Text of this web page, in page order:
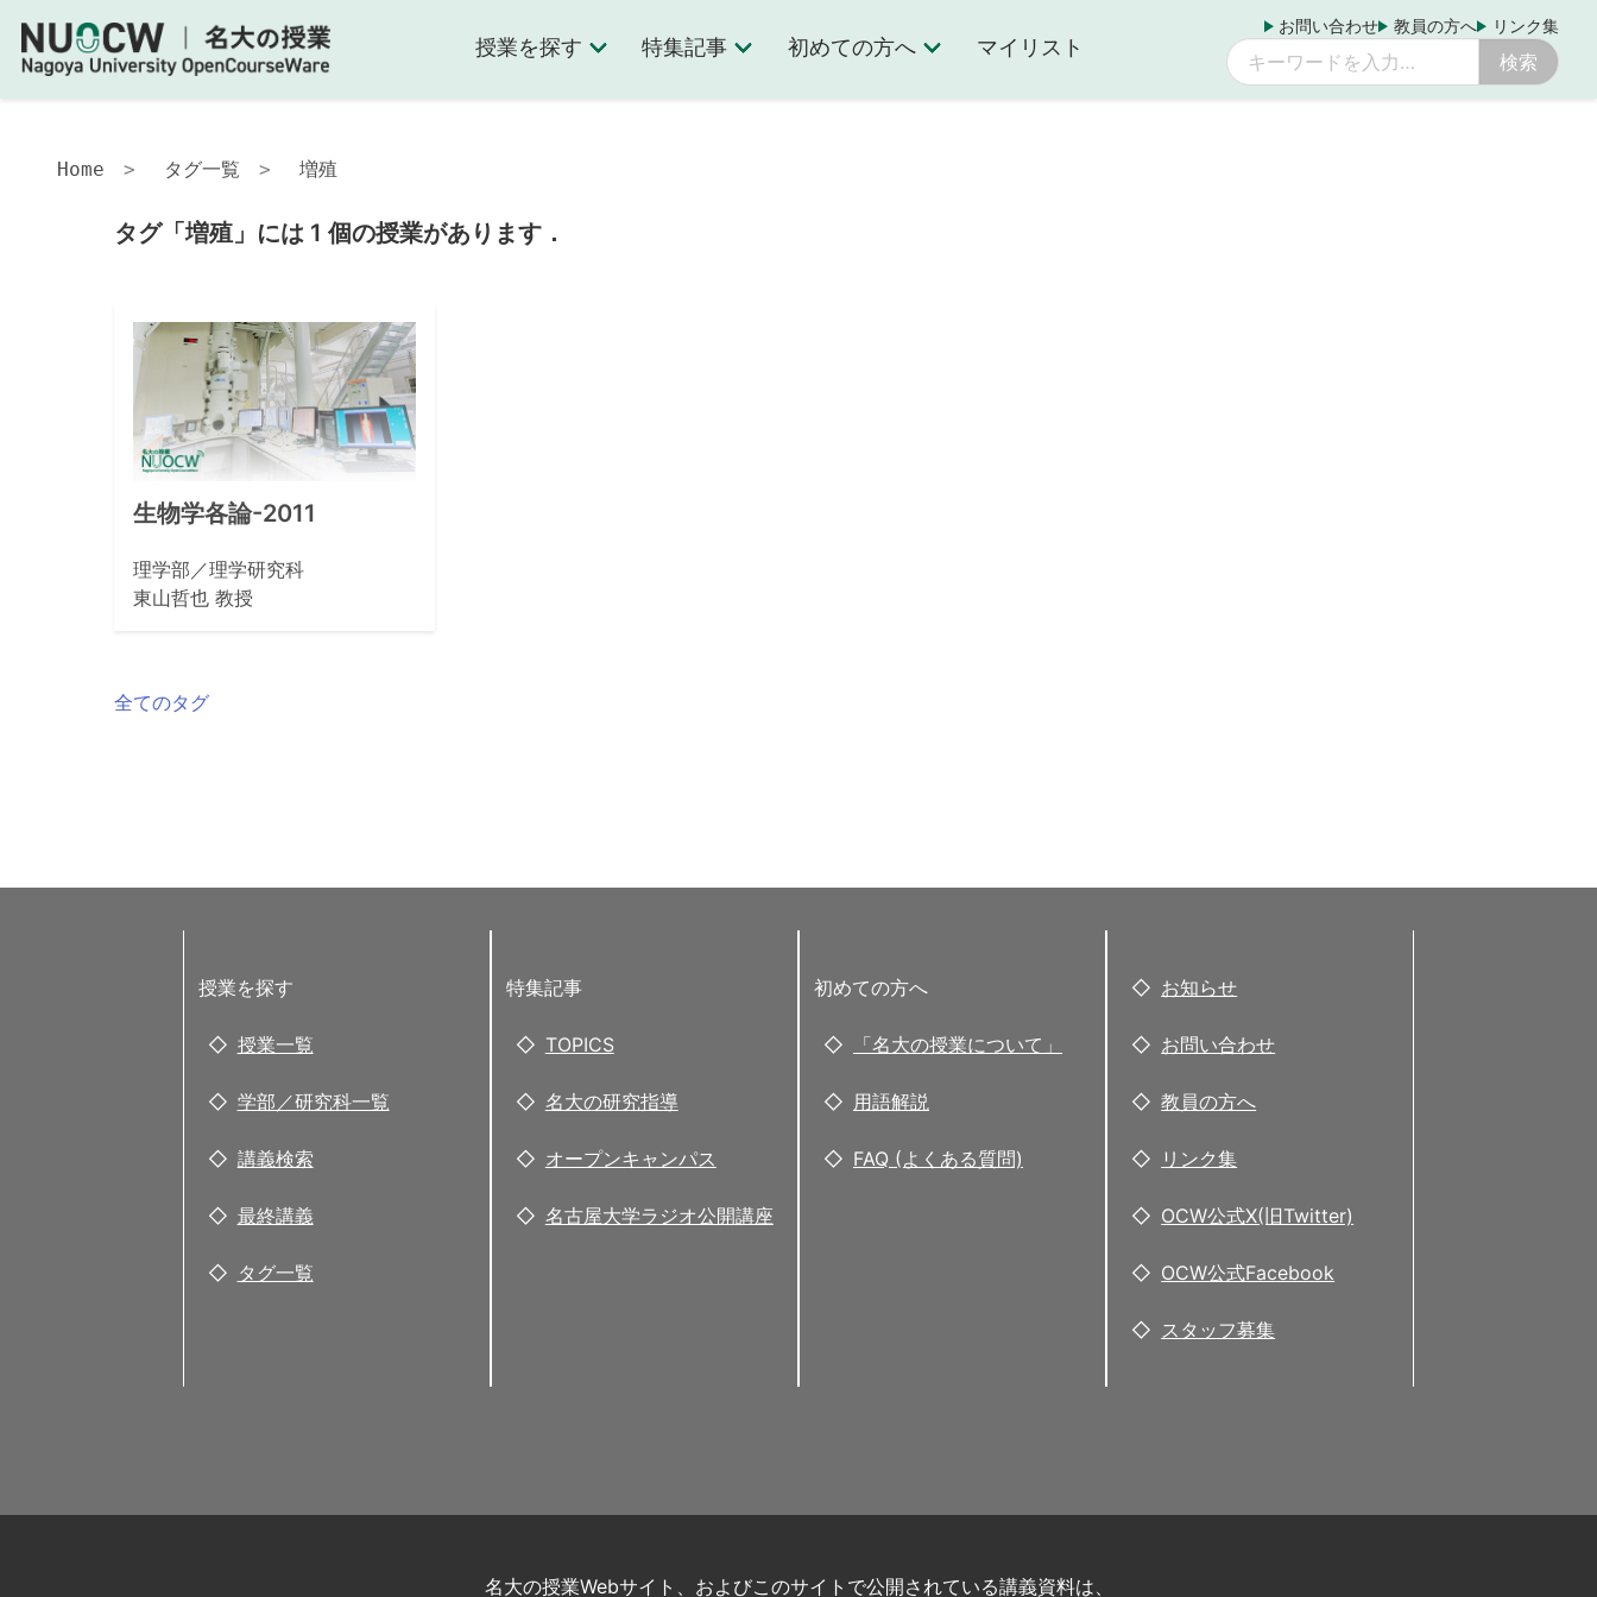
授業を探す 特集記事 初めての方へ マイリスト
お問い合わせ 教員の方へ リンク集
Home タグ一覧 増殖
タグ「増殖」には 1 個の授業があります．
生物学各論-2011
理学部／理学研究科
東山哲也 教授
全てのタグ
授業を探す
授業一覧
学部／研究科一覧
講義検索
最終講義
タグ一覧
特集記事
TOPICS
名大の研究指導
オープンキャンパス
名古屋大学ラジオ公開講座
初めての方へ
「名大の授業について」
用語解説
FAQ (よくある質問)
お知らせ
お問い合わせ
教員の方へ
リンク集
OCW公式X(旧Twitter)
OCW公式Facebook
スタッフ募集
名大の授業Webサイト、およびこのサイトで公開されている講義資料は、